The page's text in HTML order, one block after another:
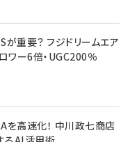
重要？ フジドリームエア
ワー6倍・UGC200％
を高速化！ 中川政七商店